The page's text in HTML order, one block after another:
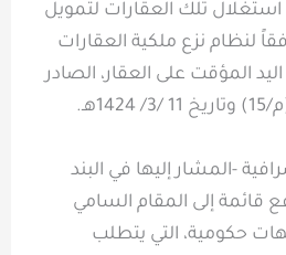
استغلال تلك العقارات لتمويل
لنظام نزع ملكية العقارات
المؤقت على العقار، الصادر
-المشار إليها في البند
قائمة إلى المقام السامي
حكومية، التي يتطلب